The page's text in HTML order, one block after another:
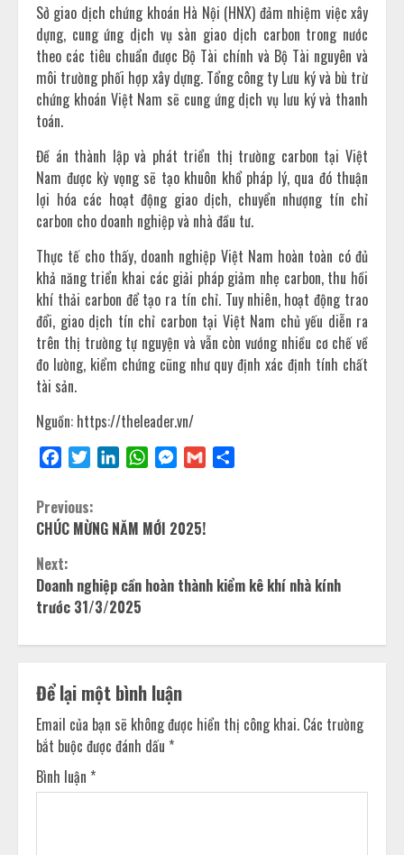
Sở giao dịch chứng khoán Hà Nội (HNX) đảm nhiệm việc xây
dựng, cung ứng dịch vụ sàn giao dịch carbon trong nước
theo các tiêu chuẩn được Bộ Tài chính và Bộ Tài nguyên và
môi trường phối hợp xây dựng. Tổng công ty Lưu ký và bù trừ
chứng khoán Việt Nam sẽ cung ứng dịch vụ lưu ký và thanh
toán.
Đề án thành lập và phát triển thị trường carbon tại Việt
Nam được kỳ vọng sẽ tạo khuôn khổ pháp lý, qua đó thuận
lợi hóa các hoạt động giao dịch, chuyển nhượng tín chỉ
carbon cho doanh nghiệp và nhà đầu tư.
Thực tế cho thấy, doanh nghiệp Việt Nam hoàn toàn có đủ
khả năng triển khai các giải pháp giảm nhẹ carbon, thu hồi
khí thải carbon để tạo ra tín chỉ. Tuy nhiên, hoạt động trao
đổi, giao dịch tín chỉ carbon tại Việt Nam chủ yếu diễn ra
trên thị trường tự nguyện và vẫn còn vướng nhiều cơ chế về
đo lường, kiểm chứng cũng như quy định xác định tính chất
tài sản.
Nguồn: https://theleader.vn/
FacebookTwitterLinkedInWhatsAppMessenger
Gmail
Previous:
CHÚC MỪNG NĂM MỚI 2025!
Next:
Doanh nghiệp cần hoàn thành kiểm kê khí nhà kính
trước 31/3/2025
Để lại một bình luận
Email của bạn sẽ không được hiển thị công khai. Các trường
bắt buộc được đánh dấu *
Bình luận *